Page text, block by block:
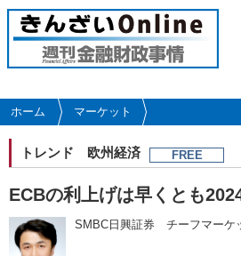
メ
イ
コ
ン
ツ
に
移
動
ホーム マーケット
トレンド 欧州経済 FREE
ECBの利上げは早くとも
SMBC日興証券 チーフマーケ